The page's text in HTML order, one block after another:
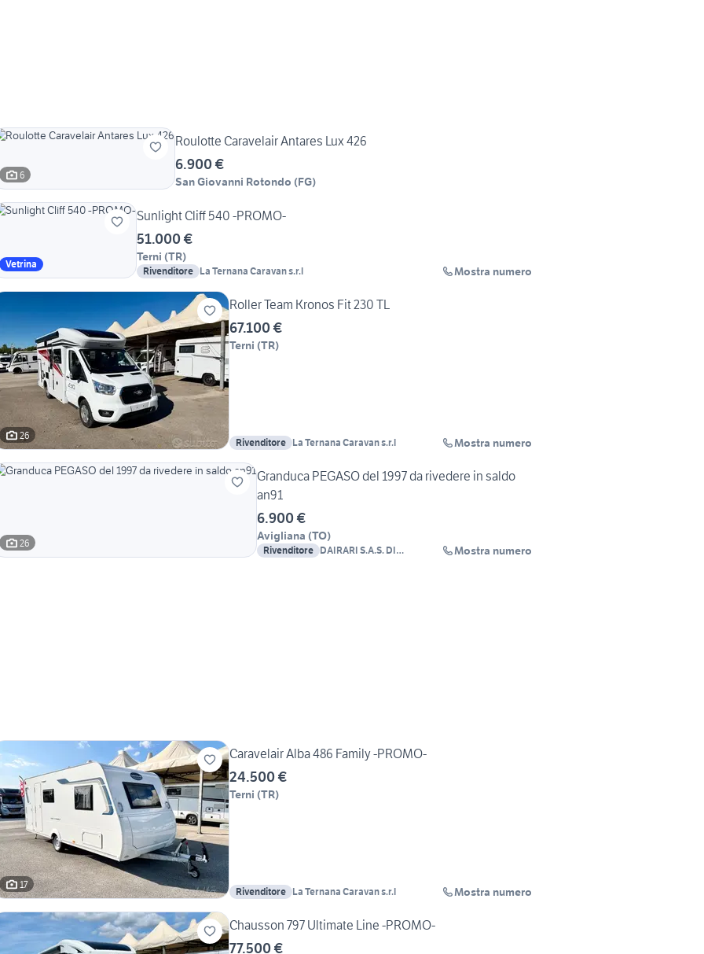
6
Roulotte Caravelair Antares Lux 426
6.900 €
San Giovanni Rotondo (FG)
Vetrina
Sunlight Cliff 540 -PROMO-
51.000 €
Terni (TR)
Rivenditore La Ternana Caravan s.r.l Mostra numero
26
Roller Team Kronos Fit 230 TL
67.100 €
Terni (TR)
Rivenditore La Ternana Caravan s.r.l Mostra numero
26
Granduca PEGASO del 1997 da rivedere in saldo
an91
6.900 €
Avigliana (TO)
Rivenditore DAIRARI S.A.S. DI
Mostra numero
17
Caravelair Alba 486 Family -PROMO-
24.500 €
Terni (TR)
Rivenditore La Ternana Caravan s.r.l Mostra numero
Chausson 797 Ultimate Line -PROMO-
77.500 €